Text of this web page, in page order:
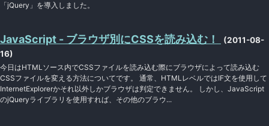
「jQuery」を導入しました。
JavaScript - ブラウザ別にCSSを読み込む！
(2011-08-
16)
今日はHTMLソース内でCSSファイルを読み込む際にブラウザによって読み込む
CSSファイルを変える方法についてです。 通常、HTMLレベルではIF文を使用して
InternetExplorerかそれ以外しかブラウザは判定できません。 しかし、JavaScript
のjQueryライブラリを使用すれば、その他のブラウ...